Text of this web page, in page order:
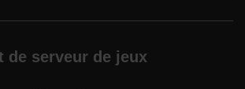
de serveur de jeux